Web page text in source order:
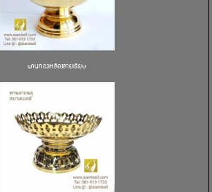
พานทองเหลืองลายเรียบ